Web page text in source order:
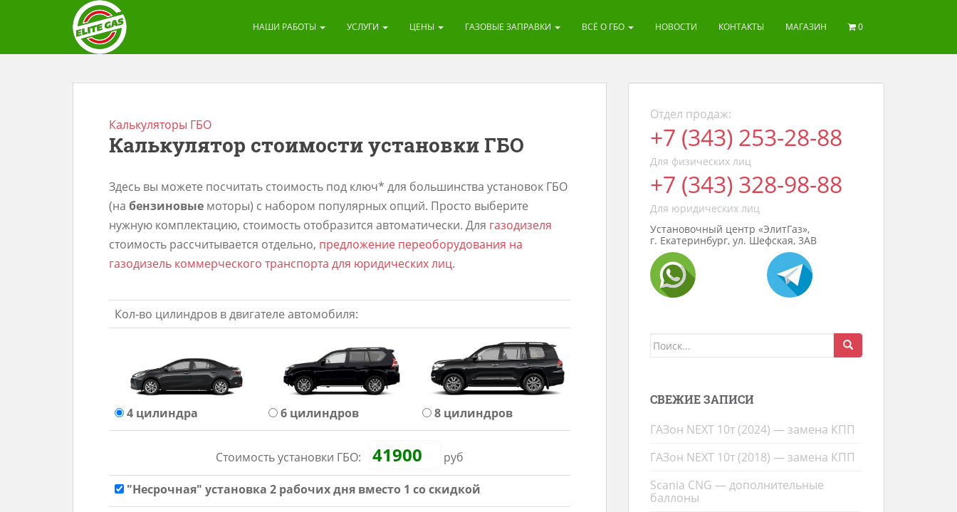
НАШИ РАБОТЫ УСЛУГИ ЦЕНЫ ГАЗОВЫЕ ЗАПРАВКИ ВСЁ О ГБО НОВОСТИ КОНТАКТЫ МАГАЗИН 0
Калькуляторы ГБО
Калькулятор стоимости установки ГБО
Здесь вы можете посчитать стоимость под ключ* для большинства установок ГБО
(на бензиновые моторы) с набором популярных опций. Просто выберите
нужную комплектацию, стоимость отобразится автоматически. Для газодизеля
стоимость рассчитывается отдельно, предложение переоборудования на
газодизель коммерческого транспорта для юридических лиц.
Кол-во цилиндров в двигателе автомобиля:
4 цилиндра 6 цилиндров 8 цилиндров
Стоимость установки ГБО: руб
"Несрочная" установка 2 рабочих дня вместо 1 со скидкой
Отдел продаж:
+7 (343) 253-28-88
Для физических лиц
+7 (343) 328-98-88
Для юридических лиц
Установочный центр «ЭлитГаз»,
г. Екатеринбург, ул. Шефская, 3АВ
Поиск
СВЕЖИЕ ЗАПИСИ
ГАЗон NEXT 10т (2024) — замена КПП
ГАЗон NEXT 10т (2018) — замена КПП
Scania CNG — дополнительные
баллоны